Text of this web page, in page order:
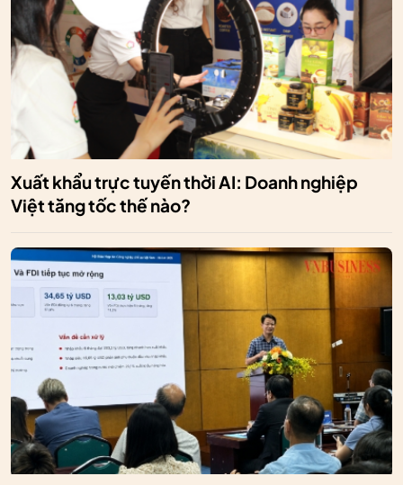
Xuất khẩu trực tuyến thời AI: Doanh nghiệp
Việt tăng tốc thế nào?